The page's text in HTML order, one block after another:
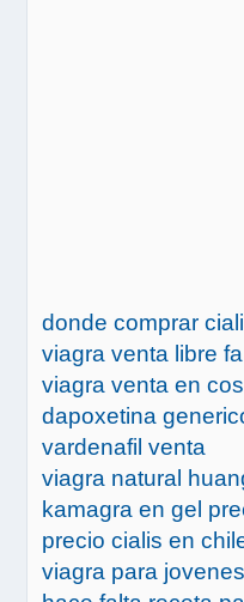
donde comprar
viagra venta libre
viagra venta en
dapoxetina
vardenafil venta
viagra natural
kamagra en gel
precio cialis en
viagra para